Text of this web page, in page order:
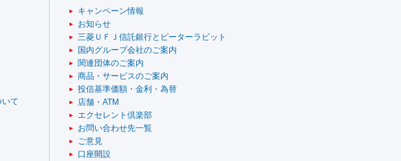
て
キャンペーン情報
お知らせ
三菱ＵＦＪ信託銀行とピーターラビット
国内グループ会社のご案内
関連団体のご案内
商品・サービスのご案内
投信基準価額・金利・為替
店舗・ATM
エクセレント倶楽部
お問い合わせ先一覧
ご意見
口座開設